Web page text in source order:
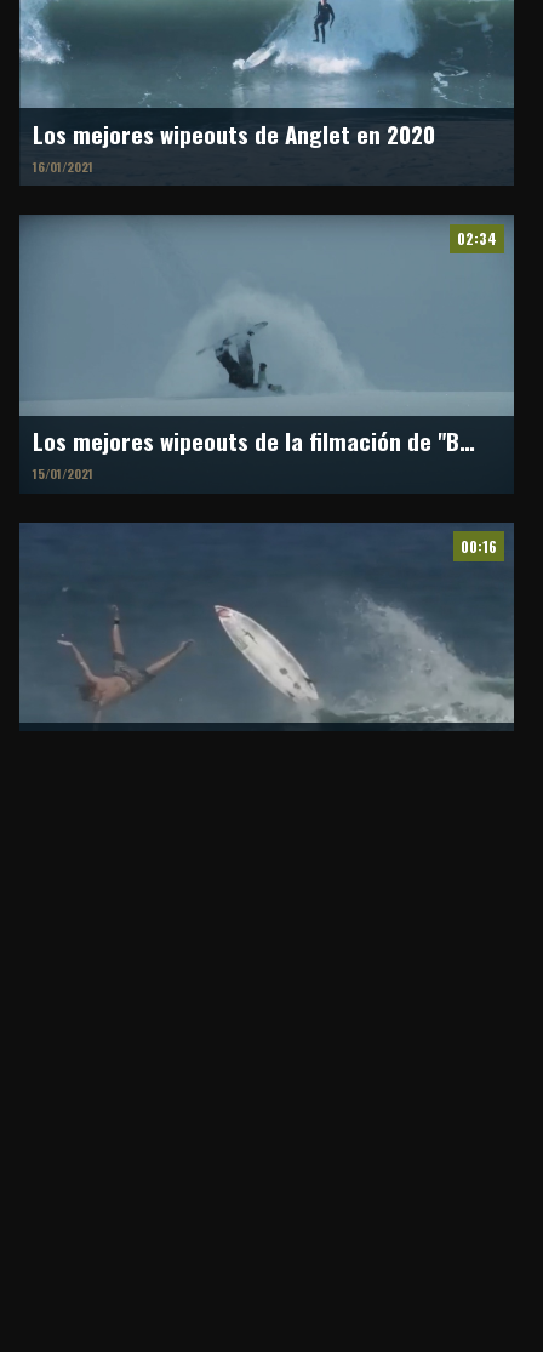
Los mejores wipeouts de Anglet en 2020
16/01/2021
02:34
Los mejores wipeouts de la filmación de "Burton One World"
15/01/2021
00:16